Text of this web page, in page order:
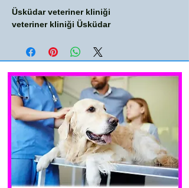
Üsküdar veteriner kliniği
veteriner kliniği Üsküdar